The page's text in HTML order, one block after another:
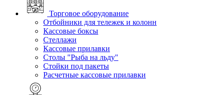
Торговое оборудование
Отбойники для тележек и колонн
Кассовые боксы
Стеллажи
Кассовые прилавки
Столы "Рыба на льду"
Стойки под пакеты
Расчетные кассовые прилавки